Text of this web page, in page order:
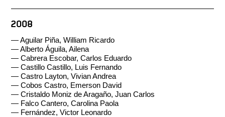
2008
— Aguilar Piña, William Ricardo
— Alberto Águila, Ailena
— Cabrera Escobar, Carlos Eduardo
— Castillo Castillo, Luis Fernando
— Castro Layton, Vivian Andrea
— Cobos Castro, Emerson David
— Cristaldo Moniz de Aragaño, Juan Carlos
— Falco Cantero, Carolina Paola
— Fernández, Victor Leonardo